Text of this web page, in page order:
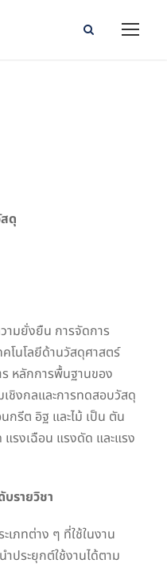
ดุ
ามยั่งยืน การจัดการ
โนโลยีด้านวัสดุศาสตร์
หลักการพื้นฐานของ
ชิงกลและการทดสอบวัสดุ
กรีต อิฐ และไม้ เป็น ตัน
รงเฉือน แรงดัด และแรง
รายวิชา
เภทต่าง ๆ ที่ใช้ในงาน
ำประยุกต์ใช้งานได้ตาม